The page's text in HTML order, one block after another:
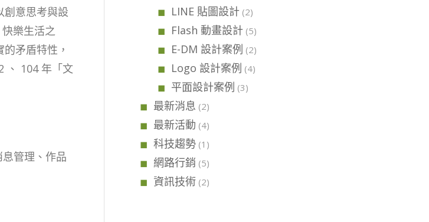
創意思考與設
樂生活之
矛盾特性，
、 104 年「文
管理、作品
LINE 貼圖設計 (2)
Flash 動畫設計 (5)
E-DM 設計案例 (2)
Logo 設計案例 (4)
平面設計案例 (3)
最新消息 (2)
最新活動 (4)
科技趨勢 (1)
網路行銷 (5)
資訊技術 (2)